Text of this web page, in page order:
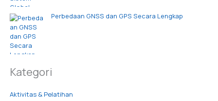
Perbedaan GNSS dan GPS Secara Lengkap
Kategori
Aktivitas & Pelatihan